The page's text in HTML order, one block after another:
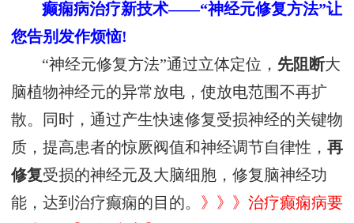
癫痫病治疗新技术——“神经元修复方法”让
您告别发作烦恼!
“神经元修复方法”通过立体定位， 先阻断大
脑植物神经元的异常放电，使放电范围不再扩
散。同时，通过产生快速修复受损神经的关键物
质，提高患者的惊厥阀值和神经调节自律性， 再
修复受损的神经元及大脑细胞，修复脑神经功
能，达到治疗癫痫的目的。 》》》治疗癫痫病要